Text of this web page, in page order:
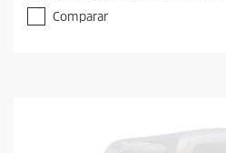
Comparar